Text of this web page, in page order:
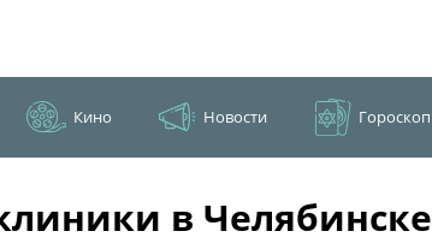
Кино Новости Гороскоп
в Челябинске